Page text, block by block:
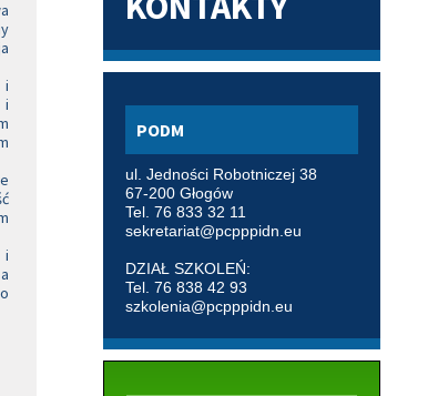
i
i
i
PODM
ul. Jedności Robotniczej 38
67-200 Głogów
Tel. 76 833 32 11
sekretariat@pcpppidn.eu
DZIAŁ SZKOLEŃ:
Tel. 76 838 42 93
szkolenia@pcpppidn.eu